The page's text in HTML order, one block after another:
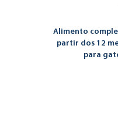
Alimento
partir dos 12
para